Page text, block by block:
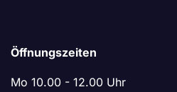
Öffnungszeiten
Mo 10.00 - 12.00 Uhr